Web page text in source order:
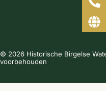
© 2026 Historische Birgelse
voorbehouden